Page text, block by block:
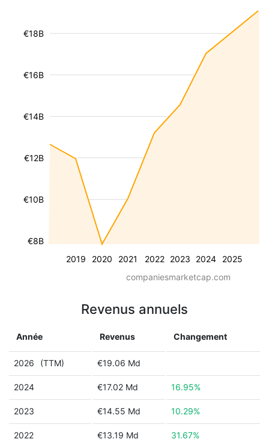
2019 2020 2021 2022 2023 2024 2025
€8B
€10B
€12B
€14B
€16B
€18B
companiesmarketcap.com
Revenus annuels
Année Revenus Changement
2026 (TTM) €19.06 Md
2024 €17.02 Md 16.95%
2023 €14.55 Md 10.29%
2022 €13.19 Md 31.67%